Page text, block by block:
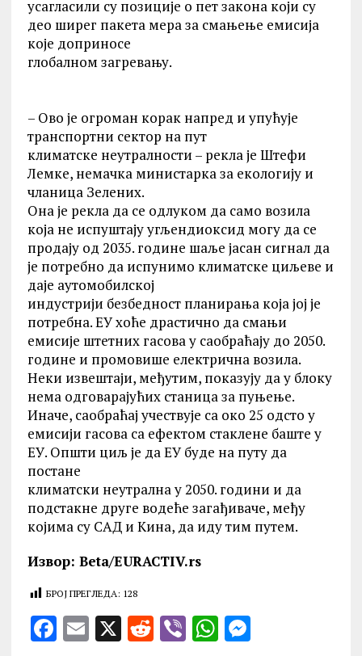
усагласили су позиције о пет закона који су
део ширег пакета мера за смањење емисија
које доприносе
глобалном загревању.
– Ово је огроман корак напред и упућује
транспортни сектор на пут
климатске неутралности – рекла је Штефи
Лемке, немачка министарка за екологију и
чланица Зелених.
Она је рекла да се одлуком да само возила
која не испуштају угљендиоксид могу да се
продају од 2035. године шаље јасан сигнал да
је потребно да испунимо климатске циљеве и
даје аутомобилској
индустрији безбедност планирања која јој је
потребна. ЕУ хоће драстично да смањи
емисије штетних гасова у саобраћају до 2050.
године и промовише електрична возила.
Неки извештаји, међутим, показују да у блоку
нема одговарајућих станица за пуњење.
Иначе, саобраћај учествује са око 25 одсто у
емисији гасова са ефектом стаклене баште у
ЕУ. Општи циљ је да ЕУ буде на путу да
постане
климатски неутрална у 2050. години и да
подстакне друге водеће загађиваче, међу
којима су САД и Кина, да иду тим путем.
Извор: Beta/EURACTIV.rs
БРОЈ ПРЕГЛЕДА: 128
F E X R V WM